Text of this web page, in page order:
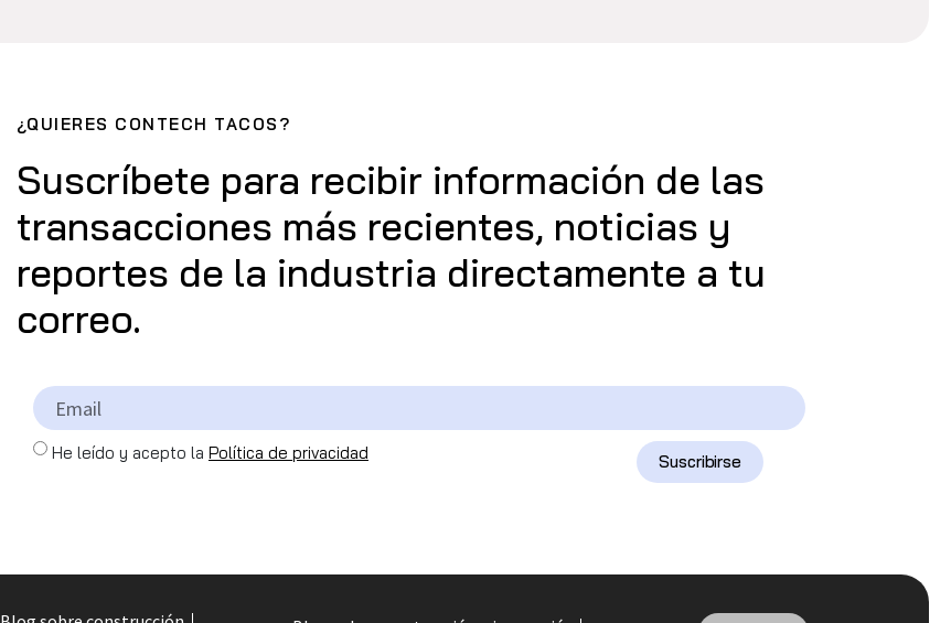
¿QUIERES CONTECH TACOS?
Suscríbete para recibir información de las
transacciones más recientes, noticias y
reportes de la industria directamente a tu
correo.
He leído y acepto la Política de privacidad Suscribirse